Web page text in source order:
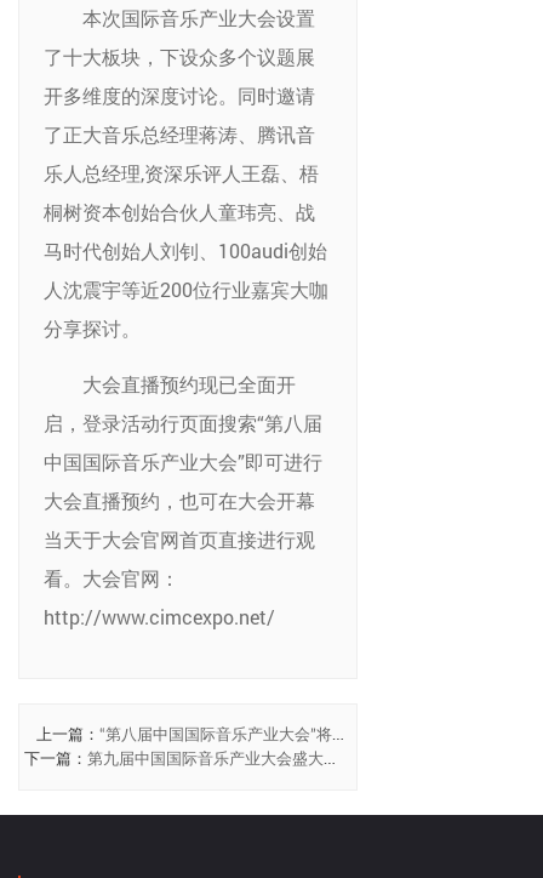
本次国际音乐产业大会设置
了十大板块，下设众多个议题展
开多维度的深度讨论。同时邀请
了正大音乐总经理蒋涛、腾讯音
乐人总经理,资深乐评人王磊、梧
桐树资本创始合伙人童玮亮、战
马时代创始人刘钊、100audi创始
人沈震宇等近200位行业嘉宾大咖
分享探讨。
大会直播预约现已全面开
启，登录活动行页面搜索“第八届
中国国际音乐产业大会”即可进行
大会直播预约，也可在大会开幕
当天于大会官网首页直接进行观
看。大会官网：
http://www.cimcexpo.net/
上一篇： “第八届中国国际音乐产业大会”将更
改为线上举办，高峰论坛议题发布
下一篇：第九届中国国际音乐产业大会盛大启